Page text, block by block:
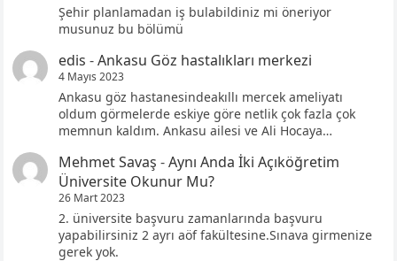
Şehir planlamadan iş bulabildiniz mi öneriyor
musunuz bu bölümü
edis -Ankasu Göz hastalıkları merkezi
4 Mayıs 2023
Ankasu göz hastanesindeakıllı mercek ameliyatı
oldum görmelerde eskiye göre netlik çok fazla çok
memnun kaldım. Ankasu ailesi ve Ali Hocaya…
Mehmet Savaş -Aynı Anda İki Açıköğretim
Üniversite Okunur Mu?
26 Mart 2023
2. üniversite başvuru zamanlarında başvuru
yapabilirsiniz 2 ayrı aöf fakültesine.Sınava girmenize
gerek yok.